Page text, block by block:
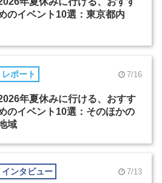
のイベント10選：東京都内
レポート 7/16
年夏休みに行ける、おすす
のイベント10選：そのほかの
域
インタビュー 7/13